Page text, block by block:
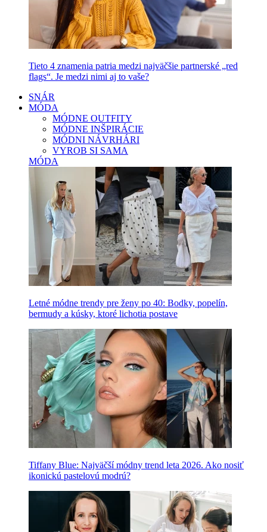
Tieto 4 znamenia patria medzi najväčšie partnerské „red
flags“. Je medzi nimi aj to vaše?
SNÁR
MÓDA
MÓDNE OUTFITY
MÓDNE INŠPIRÁCIE
MÓDNI NÁVRHÁRI
VYROB SI SAMA
MÓDA
Letné módne trendy pre ženy po 40: Bodky, popelín,
bermudy a kúsky, ktoré lichotia postave
Tiffany Blue: Najväčší módny trend leta 2026. Ako nosiť
ikonickú pastelovú modrú?